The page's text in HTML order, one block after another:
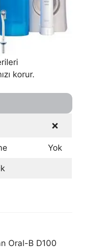
korur.
❌
Yok
Oral-B D100